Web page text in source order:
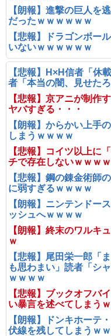
【朗報】進撃の巨人を
だったｗｗｗｗｗｗ
【悲報】ドラゴンボー
いないｗｗｗｗｗｗ
【悲報】H×H信者「休
者「本当の闇、見せた
【悲報】京アニが制作
ヤバすぎる・・・
【朗報】からかい上手
しまうｗｗｗｗ
【悲報】コイツ以上に
チで存在しないｗｗｗｗ
【悲報】鋼の錬金術師
に弱すぎるｗｗｗｗ
【朗報】ニンテンドー
ッシュへｗｗｗｗ
【朗報】終末のワルキ
ｗ
【悲報】尾田栄一郎「
も思わまい」読者「シ
ｗｗｗｗ
【悲報】ブックオフバ
い暴言を述べてしまう
【朗報】ドンキホーテ
伏線を残してしまうｗ